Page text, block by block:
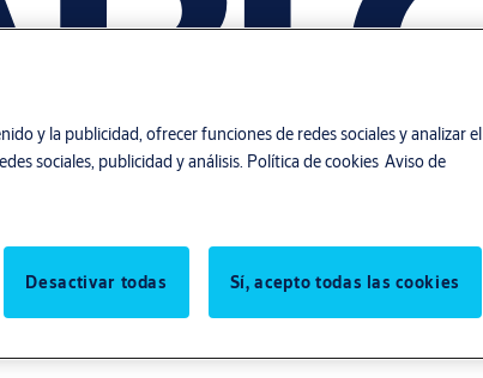
y la publicidad, ofrecer funciones de redes sociales y analizar el
sociales, publicidad y análisis. Política de cookies Aviso de
Desactivar todas
Sí, acepto todas las cookies